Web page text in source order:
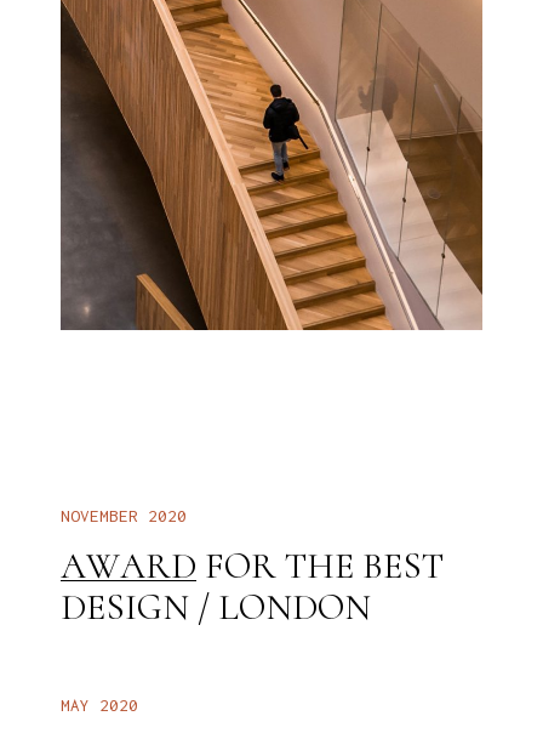
NOVEMBER 2020
AWARD FORTHE BEST
DESIGN / LONDON
MAY 2020